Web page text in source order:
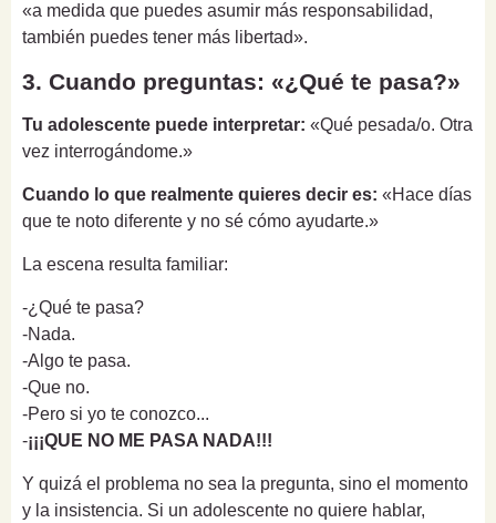
«a medida que puedes asumir más responsabilidad,
también puedes tener más libertad».
3. Cuando preguntas: «¿Qué te pasa?»
Tu adolescente puede interpretar: «Qué pesada/o. Otra
vez interrogándome.»
Cuando lo que realmente quieres decir es: «Hace días
que te noto diferente y no sé cómo ayudarte.»
La escena resulta familiar:
-¿Qué te pasa?
-Nada.
-Algo te pasa.
-Que no.
-Pero si yo te conozco...
-¡¡¡QUE NO ME PASA NADA!!!
Y quizá el problema no sea la pregunta, sino el momento
y la insistencia. Si un adolescente no quiere hablar,